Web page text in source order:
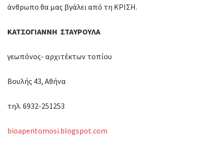
άνθρωπο θα μας βγάλει από τη ΚΡΙΣΗ.
ΚΑΤΣΟΓΙΑΝΝΗ ΣΤΑΥΡΟΥΛΑ
γεωπόνος- αρχιτέκτων τοπίου
Βουλής 43, Αθήνα
τηλ. 6932-251253
bioapentomosi.blogspot.com